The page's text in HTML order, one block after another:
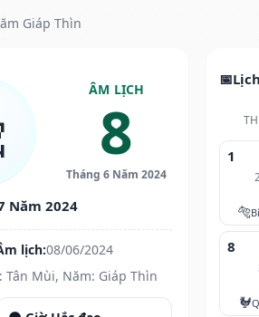
Giáp Thìn
ÂM LỊCH
8
Tháng 6 Năm 2024
Năm 2024
lịch:08/06/2024
Tân Mùi, Năm: Giáp Thìn
1
🐅
8
🐓